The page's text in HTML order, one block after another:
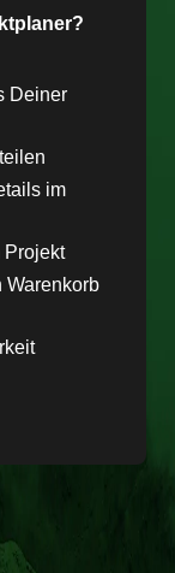
Deiner
im
Projekt
Warenkorb